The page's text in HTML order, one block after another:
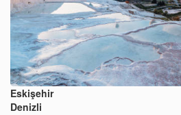
Eskişehir
Denizli